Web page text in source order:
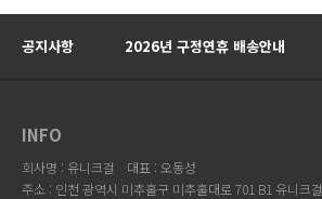
공지사항 2026년 구정연휴 배송안내
INFO
회사명 : 유니크걸
대표 : 오동성
주소 : 인천 광역시 미추홀구 미추홀대로 701 B1 유니크걸